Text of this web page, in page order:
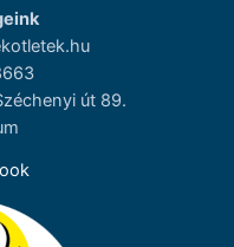
út 89.